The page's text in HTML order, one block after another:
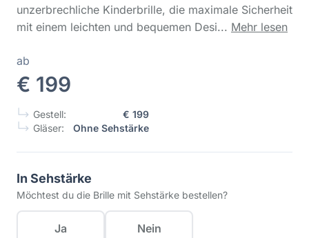
unzerbrechliche Kinderbrille, die maximale Sicherheit
mit einem leichten und bequemen Desi... Mehr lesen
ab
€ 199
Gestell:
€ 199
Gläser:
Ohne Sehstärke
In Sehstärke
Möchtest du die Brille mit Sehstärke bestellen?
Ja Nein